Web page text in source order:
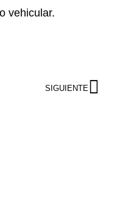
vehicular.
SIGUIENTE